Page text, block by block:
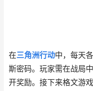
在三角洲行动中，每天
斯密码。玩家需在战局
开奖励。接下来格文游